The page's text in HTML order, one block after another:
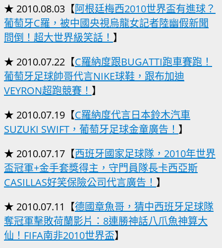
★ 2010.08.03【阿根廷梅西2010世界盃有進球？
葡萄牙C羅，被中國央視烏龍女記者陸幽假新聞
問倒！超大世界級笑話！ 】
★ 2010.07.22【C羅納度跟BUGATTI跑車賽跑！
葡萄牙足球帥哥代言NIKE球鞋，跟布加迪
VEYRON超跑競賽！ 】
★ 2010.07.19【C羅納度代言日本鈴木汽車
SUZUKI SWIFT，葡萄牙足球金童廣告！ 】
★ 2010.07.17【西班牙國家足球隊，2010年世界
盃冠軍+金手套獎得主，守門員隊長卡西亞斯
CASILLAS好笑保險公司代言廣告！ 】
★ 2010.07.11【德國章魚哥，猜中西班牙足球隊
奪冠軍擊敗荷蘭影片：8連勝神話八爪魚神算大
仙！FIFA南非2010世界盃】